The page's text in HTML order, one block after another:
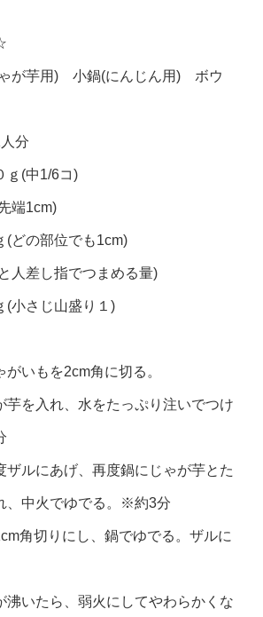
ゃが芋用) 小鍋(にんじん用) ボウ
分
(中1/6コ)
端1cm)
どの部位でも1cm)
人差し指でつまめる量)
小さじ山盛り１)
いもを2cm角に切る。
を入れ、水をたっぷり注いでつけ
ルにあげ、再度鍋にじゃが芋とた
、中火でゆでる。※約3分
角切りにし、鍋でゆでる。ザルに
いたら、弱火にしてやわらかくな